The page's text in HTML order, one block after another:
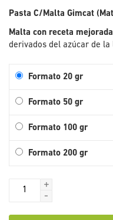
Pasta C/Malta Gimcat
Malta con receta
derivados del azúcar de la
Formato 20 gr
Formato 50 gr
Formato 100 gr
Formato 200 gr
+
-